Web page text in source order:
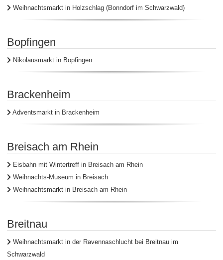
Weihnachtsmarkt in Holzschlag (Bonndorf im Schwarzwald)
Bopfingen
Nikolausmarkt in Bopfingen
Brackenheim
Adventsmarkt in Brackenheim
Breisach am Rhein
Eisbahn mit Wintertreff in Breisach am Rhein
Weihnachts-Museum in Breisach
Weihnachtsmarkt in Breisach am Rhein
Breitnau
Weihnachtsmarkt in der Ravennaschlucht bei Breitnau im
Schwarzwald